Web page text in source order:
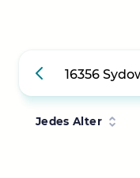
Jedes Alter